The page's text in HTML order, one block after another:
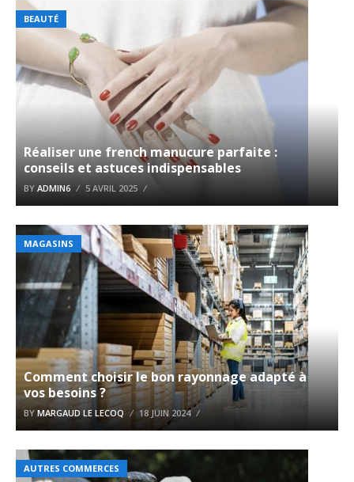
BEAUTÉ
Réaliser une french manucure parfaite :
conseils et astuces indispensables
BY ADMIN6 5 AVRIL 2025
MAGASINS
Comment choisir le bon rayonnage adapté à
vos besoins ?
BY MARGAUD LE LECOQ 18 JUIN 2024
AUTRES COMMERCES